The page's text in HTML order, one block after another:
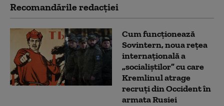
Recomandările redacţiei
Cum funcționează
Sovintern, noua rețea
internațională a
„socialiștilor” cu care
Kremlinul atrage
recruți din Occident în
armata Rusiei